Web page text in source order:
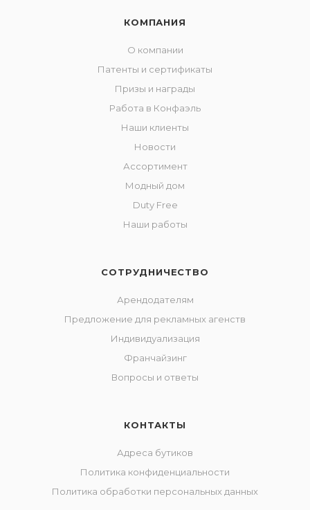
КОМПАНИЯ
О компании
Патенты и сертификаты
Призы и награды
Работа в Конфаэль
Наши клиенты
Новости
Ассортимент
Модный дом
Duty Free
Наши работы
СОТРУДНИЧЕСТВО
Арендодателям
Предложение для рекламных агенств
Индивидуализация
Франчайзинг
Вопросы и ответы
КОНТАКТЫ
Адреса бутиков
Политика конфиденциальности
Политика обработки персональных данных